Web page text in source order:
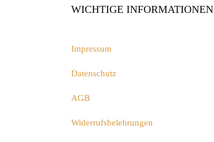
WICHTIGE INFORMATIONEN
Impressum
Datenschutz
AGB
Widerrufsbelehrungen